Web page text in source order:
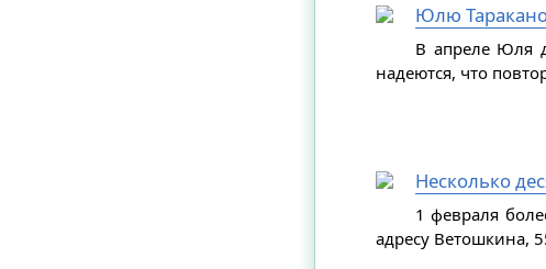
Юлю
В апреле Юля
надеются, что
Несколько
1 февраля
адресу Ветошкина,